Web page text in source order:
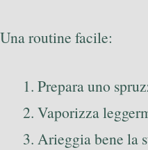
Una routine facile:
Prepara uno
Vaporizza
Arieggia bene la